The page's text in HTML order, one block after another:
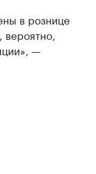
в рознице
вероятно,
—